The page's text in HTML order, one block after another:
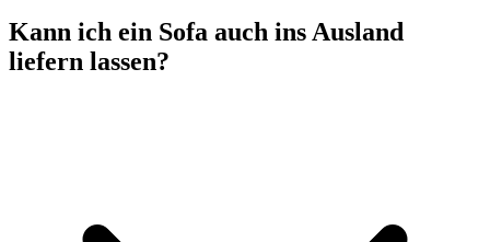
Kann ich ein Sofa auch ins Ausland
liefern lassen?